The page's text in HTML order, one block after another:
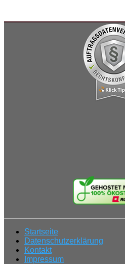
Startseite
Datenschutzerklärung
Kontakt
Impressum